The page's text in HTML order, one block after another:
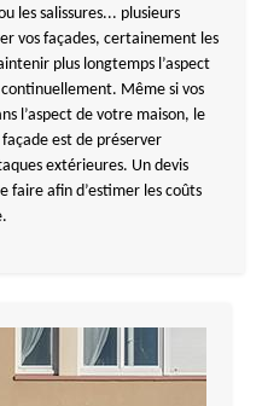
les salissures... plusieurs
vos façades, certainement les
plus longtemps l’aspect
Même si vos
l’aspect de votre maison, le
est de préserver
extérieures. Un devis
afin d’estimer les coûts